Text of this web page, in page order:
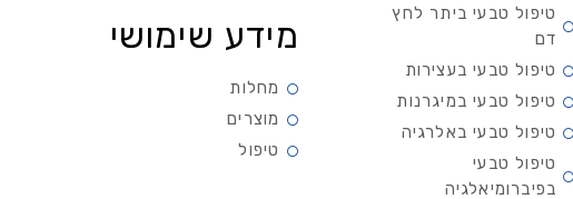
טיפול טבעי ביתר לחץ
דם
טיפול טבעי בעצירות
טיפול טבעי במיגרנות
טיפול טבעי באלרגיה
טיפול טבעי
בפיברומיאלגיה
מידע שימושי
מחלות
מוצרים
טיפול